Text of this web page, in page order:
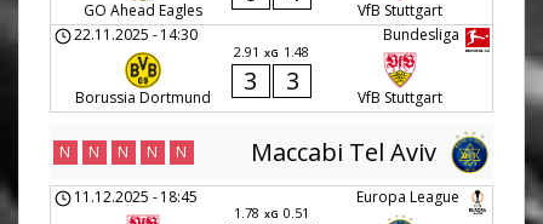
GO Ahead Eagles
VfB Stuttgart
Bundesliga
22.11.2025 -14:30
Borussia Dortmund
2.91 xG 1.48
3 3
VfB Stuttgart
Maccabi Tel Aviv
N N N N N
Europa League
11.12.2025 -18:45
1.78 xG 0.51